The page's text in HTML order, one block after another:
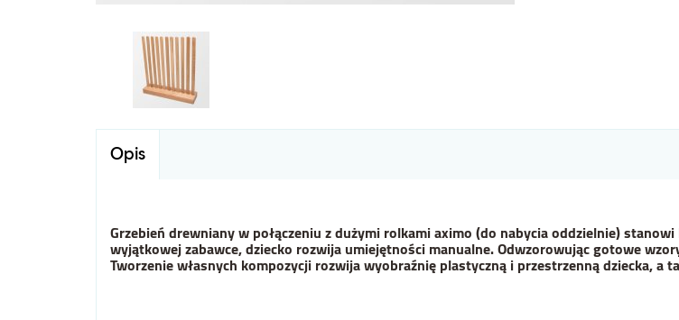
Opis
Grzebień drewniany w połączeniu z dużymi rolkami aximo (do nabycia oddzielnie)
wyjątkowej zabawce, dziecko rozwija umiejętności manualne. Odwzorowując gotowe
Tworzenie własnych kompozycji rozwija wyobraźnię plastyczną i przestrzenną dziecka, a